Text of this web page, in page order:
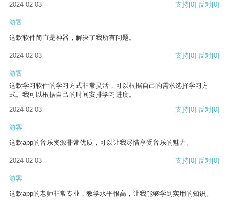
2024-02-03 支持[0] 反对[0]
游客
这款软件简直是神器，解决了我所有问题。
2024-02-03 支持[0] 反对[0]
游客
这款学习软件的学习方式非常灵活，可以根据自己的需求选择学习方
式。我可以根据自己的时间安排学习进度。
2024-02-03
支持[0] 反对[0]
游客
这款app的音乐资源非常优质，可以让我尽情享受音乐的魅力。
2024-02-03 支持[0] 反对[0]
游客
这款app的老师非常专业，教学水平很高，让我能够学到实用的知识。